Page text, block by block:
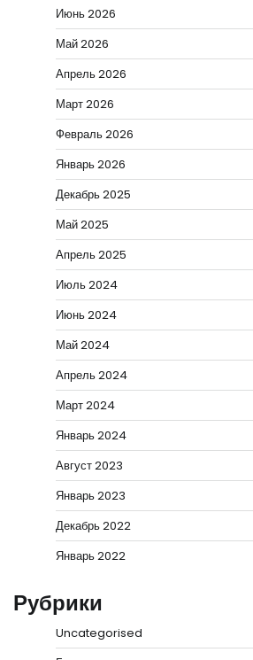
Июнь 2026
Май 2026
Апрель 2026
Март 2026
Февраль 2026
Январь 2026
Декабрь 2025
Май 2025
Апрель 2025
Июль 2024
Июнь 2024
Май 2024
Апрель 2024
Март 2024
Январь 2024
Август 2023
Январь 2023
Декабрь 2022
Январь 2022
Рубрики
Uncategorised